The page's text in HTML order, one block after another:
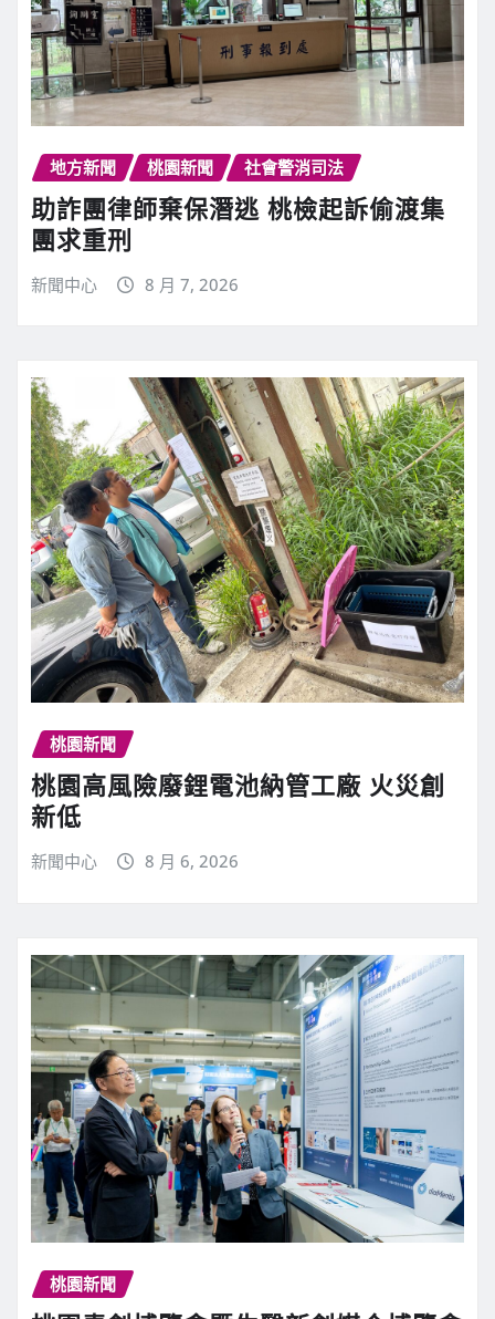
地方新聞 桃園新聞 社會警消司法
助詐團律師棄保潛逃 桃檢起訴偷渡集
團求重刑
新聞中心 8 月 7, 2026
桃園新聞
桃園高風險廢鋰電池納管工廠 火災創
新低
新聞中心 8 月 6, 2026
桃園新聞